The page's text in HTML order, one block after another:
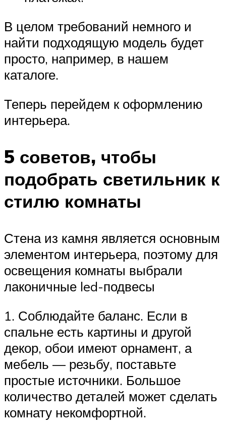
В целом требований немного и
найти подходящую модель будет
просто, например, в нашем
каталоге.
Теперь перейдем к оформлению
интерьера.
5 советов, чтобы
подобрать светильник к
стилю комнаты
Стена из камня является основным
элементом интерьера, поэтому для
освещения комнаты выбрали
лаконичные led-подвесы
1. Соблюдайте баланс. Если в
спальне есть картины и другой
декор, обои имеют орнамент, а
мебель — резьбу, поставьте
простые источники. Большое
количество деталей может сделать
комнату некомфортной.